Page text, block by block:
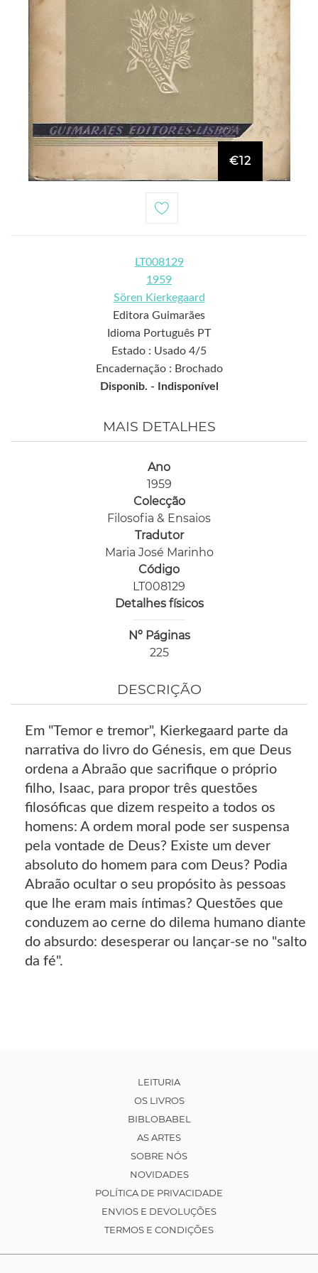
€12
LT008129
1959
Sören Kierkegaard
Editora Guimarães
Idioma Português PT
Estado : Usado 4/5
Encadernação : Brochado
Disponib. -
Indisponível
MAIS DETALHES
Ano
1959
Colecção
Filosofia & Ensaios
Tradutor
Maria José Marinho
Código
LT008129
Detalhes físicos
Nº Páginas
225
DESCRIÇÃO
Em "Temor e tremor", Kierkegaard parte da
narrativa do livro do Génesis, em que Deus
ordena a Abraão que sacrifique o próprio
filho, Isaac, para propor três questões
filosóficas que dizem respeito a todos os
homens: A ordem moral pode ser suspensa
pela vontade de Deus? Existe um dever
absoluto do homem para com Deus? Podia
Abraão ocultar o seu propósito às pessoas
que lhe eram mais íntimas? Questões que
conduzem ao cerne do dilema humano diante
do absurdo: desesperar ou lançar-se no "salto
da fé".
LEITURIA
OS LIVROS
BIBLOBABEL
AS ARTES
SOBRE NÓS
NOVIDADES
POLÍTICA DE PRIVACIDADE
ENVIOS E DEVOLUÇÕES
TERMOS E CONDIÇÕES